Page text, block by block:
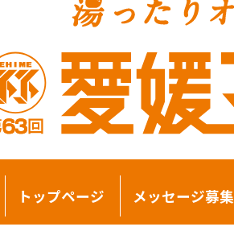
トップページ メッセージ募集